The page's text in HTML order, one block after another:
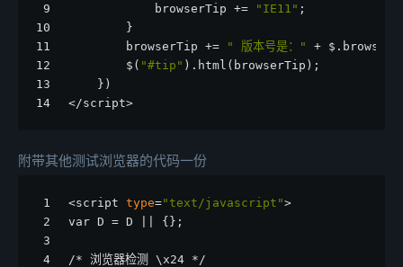
9
10
11
12
13
14
            browserTip +=
"IE11" ;
        }
        browserTip +=
" 版本号是："
+
        $(
"#tip" ).html(browserTip);
    })
</script>
附带其他测试浏览器的代码一份
1
2
3
4
<script type="text/javascript">
var D = D || {};
/* 浏览器检测 \x24 */